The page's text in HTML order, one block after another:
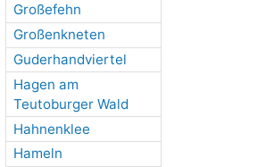
Großefehn
Großenkneten
Guderhandviertel
Hagen am
Teutoburger Wald
Hahnenklee
Hameln